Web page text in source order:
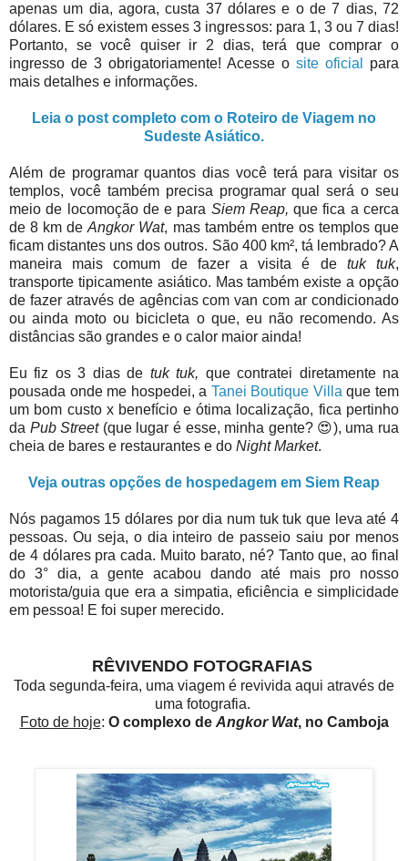
apenas um dia, agora, custa 37 dólares e o de 7 dias, 72
dólares. E só existem esses 3 ingressos: para 1, 3 ou 7 dias!
Portanto, se você quiser ir 2 dias, terá que comprar o
ingresso de 3 obrigatoriamente! Acesse o site oficial
para
mais detalhes e informações.
Leia o post completo com o Roteiro de Viagem no
Sudeste Asiático.
Além de programar quantos dias você terá para visitar os
templos, você também precisa programar qual será o seu
meio de locomoção de e para Siem Reap, que fica a cerca
de 8 km deAngkor Wat, mas também entre os templos que
ficam distantes uns dos outros. São 400 km², tá lembrado? A
maneira mais comum de fazer a visita é de tuk tuk,
transporte tipicamente asiático. Mas também existe a opção
de fazer através de agências com van com ar condicionado
ou ainda moto ou bicicleta o que, eu não recomendo. As
distâncias são grandes e o calor maior ainda!
Eu fiz os 3 dias de tuk tuk, que contratei diretamente na
pousada onde me hospedei, a Tanei Boutique Villa que tem
um bom custo x benefício e ótima localização, fica pertinho
da Pub Street(que lugar é esse, minha gente? 😍), uma rua
cheia de bares e restaurantes e do Night Market.
Veja outras opções de hospedagem em Siem Reap
Nós pagamos 15 dólares por dia num tuk tuk que leva até 4
pessoas. Ou seja, o dia inteiro de passeio saiu por menos
de 4 dólares pra cada. Muito barato, né? Tanto que, ao final
do 3° dia, a gente acabou dando até mais pro nosso
motorista/guia que era a simpatia, eficiência e simplicidade
em pessoa! E foi super merecido.
RÊVIVENDO FOTOGRAFIAS
Toda segunda-feira, uma viagem é revivida aqui através de
uma fotografia.
Foto de hoje: O complexo de Angkor Wat, no Camboja